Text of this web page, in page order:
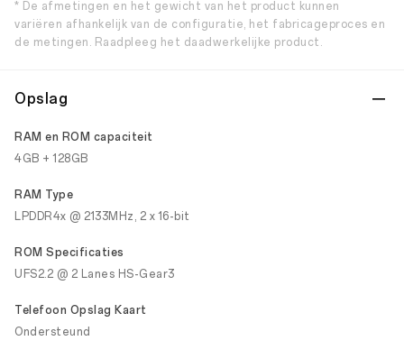
* De afmetingen en het gewicht van het product kunnen
variëren afhankelijk van de configuratie, het fabricageproces en
de metingen. Raadpleeg het daadwerkelijke product.
Opslag
RAM en ROM capaciteit
4GB + 128GB
RAM Type
LPDDR4x @ 2133MHz, 2 x 16-bit
ROM Specificaties
UFS2.2 @ 2 Lanes HS-Gear3
Telefoon Opslag Kaart
Ondersteund